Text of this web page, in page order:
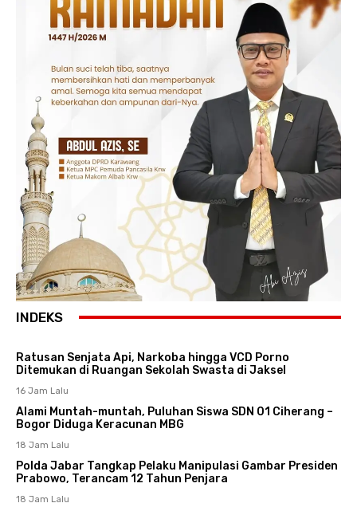
INDEKS
Ratusan Senjata Api, Narkoba hingga VCD Porno
Ditemukan di Ruangan Sekolah Swasta di Jaksel
16 Jam Lalu
Alami Muntah-muntah, Puluhan Siswa SDN 01 Ciherang –
Bogor Diduga Keracunan MBG
18 Jam Lalu
Polda Jabar Tangkap Pelaku Manipulasi Gambar Presiden
Prabowo, Terancam 12 Tahun Penjara
18 Jam Lalu